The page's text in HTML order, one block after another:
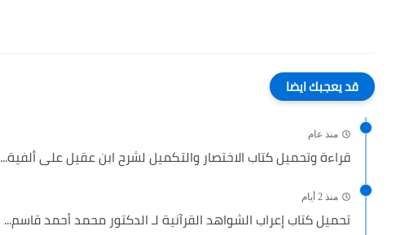
قد يعجبك ايضا
منذ عام
قراءة وتحميل كتاب الاختصار والتكميل لشرح ابن عقيل على ألفية...
منذ 2 أيام
تحميل كتاب إعراب الشواهد القرآنية لـ الدكتور محمد أحمد قاسم...